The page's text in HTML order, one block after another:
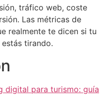
tráfico web, coste
Las métricas de
realmente te dicen si tu
tirando.
digital para turismo: guía